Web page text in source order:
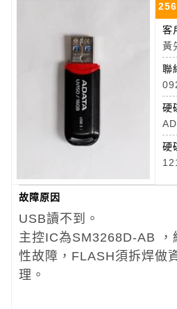
256
客
黃
聯
硬
硬
故障原因
USB讀不到。
主控IC為SM3268D-AB ，
性故障，FLASH須拆焊做
理。